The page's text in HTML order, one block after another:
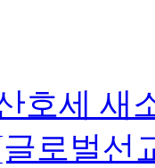
호세 새
로벌선